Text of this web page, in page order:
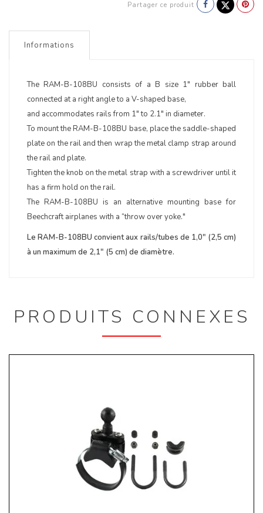
Partager ce produit
Informations
The RAM-B-108BU consists of a B size 1" rubber ball
connected at a right angle to a V-shaped base,
and accommodates rails from 1" to 2.1" in diameter.
To mount the RAM-B-108BU base, place the saddle-shaped
plate on the rail and then wrap the metal clamp strap around
the rail and plate.
Tighten the knob on the metal strap with a screwdriver until it
has a firm hold on the rail.
The RAM-B-108BU is an alternative mounting base for
Beechcraft airplanes with a “throw over yoke."
Le RAM-B-108BU convient aux rails/tubes de 1,0" (2,5 cm)
à un maximum de 2,1" (5 cm) de diamètre.
PRODUITS CONNEXES